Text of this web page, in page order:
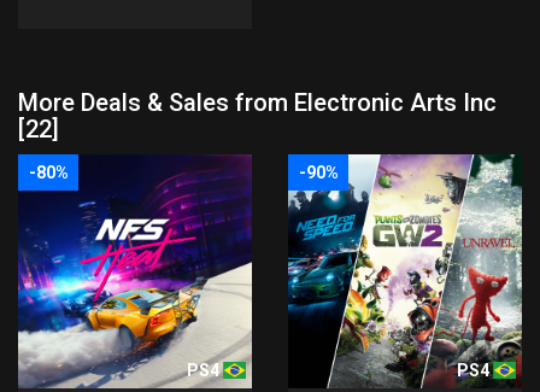
More Deals & Sales from Electronic Arts Inc
[22]
-80%
PS4
-90%
PS4